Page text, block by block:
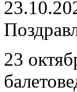
23